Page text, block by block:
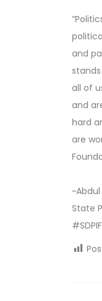
and
all of
and
hard
are
State